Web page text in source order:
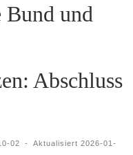
Bund und
Abschluss
02 - Aktualisiert 2026-01-